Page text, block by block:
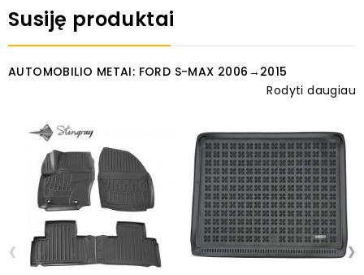
Susiję produktai
AUTOMOBILIO METAI: FORD S-MAX 2006→2015
Rodyti daugiau
‹ ›